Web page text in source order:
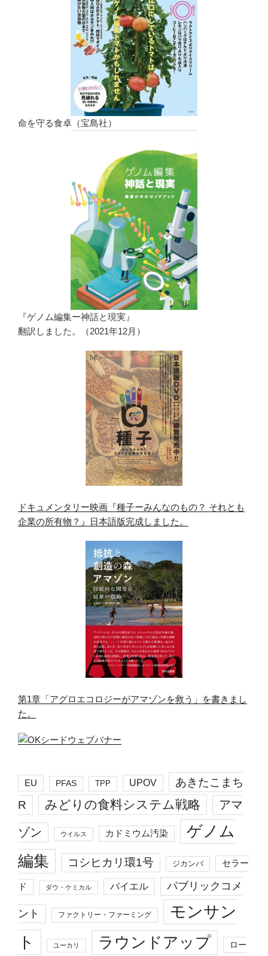
命を守る食卓（宝島社）
『ゲノム編集ー神話と現実』
翻訳しました。（2021年12月）
ドキュメンタリー映画『種子ーみんなのもの？ それとも
企業の所有物？』日本語版完成しました。
第1章「アグロエコロジーがアマゾンを救う」を書きまし
た。
EU PFAS TPP UPOV
あきたこまち
R
みどりの食料システム戦略 アマ
ゾン ウイルス カドミウム汚染
ゲノム
編集
コシヒカリ環1号 ジカンバ セラー
ド ダウ・ケミカル バイエル パブリックコメ
ント ファクトリー・ファーミング
モンサン
ト
ユーカリ ラウンドアップ ロー